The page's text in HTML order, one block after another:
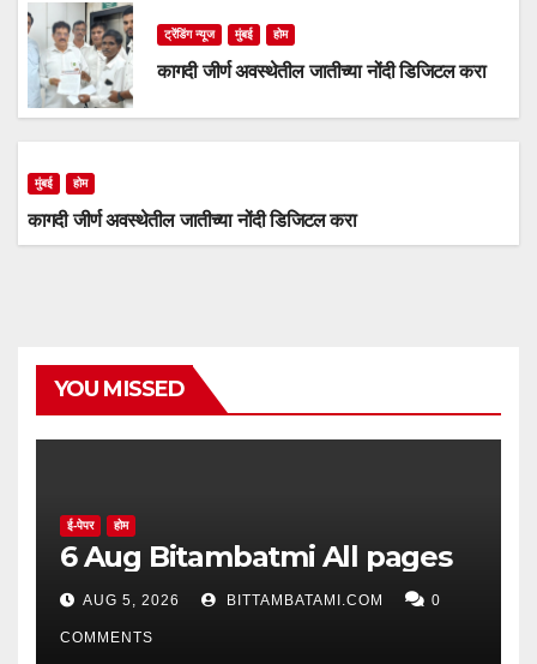
ट्रेंडिंग न्यूज मुंबई होम
कागदी जीर्ण अवस्थेतील जातीच्या नोंदी डिजिटल करा
मुंबई होम
कागदी जीर्ण अवस्थेतील जातीच्या नोंदी डिजिटल करा
YOU MISSED
ई-पेपर होम
6 Aug Bitambatmi All pages
AUG 5, 2026 BITTAMBATAMI.COM 0
COMMENTS